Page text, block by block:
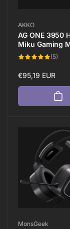
Anbieter:
AKKO
AG ONE 3950
Miku Gaming
(5)
Normaler
Preis
€95,19 EUR
Anbieter:
MonsGeek